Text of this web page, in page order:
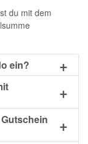
du mit dem
ein?